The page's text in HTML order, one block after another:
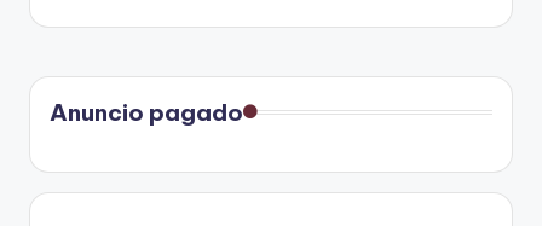
Anuncio pagado